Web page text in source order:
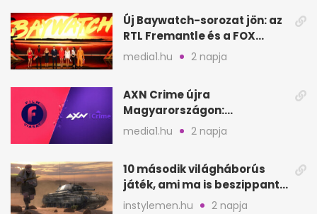
Új Baywatch-sorozat jön: az
RTL Fremantle és a FOX
készíti
media1.hu 2 napja
AXN Crime újra
Magyarországon:
szeptembertől a Viasat Film
media1.hu 2 napja
10 második világháborús
játék, ami ma is beszippant
a képernyő elé
instylemen.hu 2 napja